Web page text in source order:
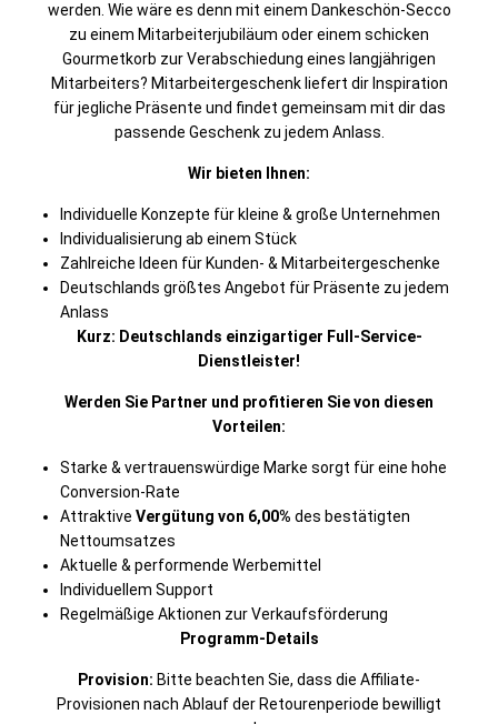
werden. Wie wäre es denn mit einem Dankeschön-Secco
zu einem Mitarbeiterjubiläum oder einem schicken
Gourmetkorb zur Verabschiedung eines langjährigen
Mitarbeiters? Mitarbeitergeschenk liefert dir Inspiration
für jegliche Präsente und findet gemeinsam mit dir das
passende Geschenk zu jedem Anlass.
Wir bieten Ihnen:
Individuelle Konzepte für kleine & große Unternehmen
Individualisierung ab einem Stück
Zahlreiche Ideen für Kunden- & Mitarbeitergeschenke
Deutschlands größtes Angebot für Präsente zu jedem
Anlass
Kurz: Deutschlands einzigartiger Full-Service-
Dienstleister!
Werden Sie Partner und profitieren Sie von diesen
Vorteilen:
Starke & vertrauenswürdige Marke sorgt für eine hohe
Conversion-Rate
Attraktive Vergütung von 6,00% des bestätigten
Nettoumsatzes
Aktuelle & performende Werbemittel
Individuellem Support
Regelmäßige Aktionen zur Verkaufsförderung
Programm-Details
Provision: Bitte beachten Sie, dass die Affiliate-
Provisionen nach Ablauf der Retourenperiode bewilligt